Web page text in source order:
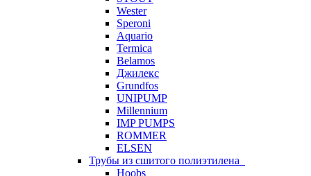
Wester
Speroni
Aquario
Termica
Belamos
Джилекс
Grundfos
UNIPUMP
Millennium
IMP PUMPS
ROMMER
ELSEN
Трубы из сшитого полиэтилена
Hoobs